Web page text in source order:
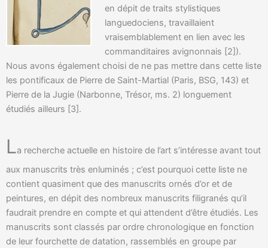
en dépit de traits stylistiques
languedociens, travaillaient
vraisemblablement en lien avec les
commanditaires avignonnais [2]).
Nous avons également choisi de ne pas mettre dans cette liste
les pontificaux de Pierre de Saint-Martial (Paris, BSG, 143) et
Pierre de la Jugie (Narbonne, Trésor, ms. 2) longuement
étudiés ailleurs [3].
La recherche actuelle en histoire de l’art s’intéresse avant tout
aux manuscrits très enluminés ; c’est pourquoi cette liste ne
contient quasiment que des manuscrits ornés d’or et de
peintures, en dépit des nombreux manuscrits filigranés qu’il
faudrait prendre en compte et qui attendent d’être étudiés. Les
manuscrits sont classés par ordre chronologique en fonction
de leur fourchette de datation, rassemblés en groupe par